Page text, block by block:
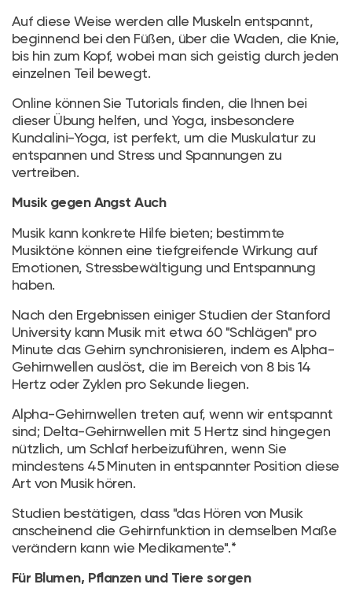
Auf diese Weise werden alle Muskeln entspannt,
beginnend bei den Füßen, über die Waden, die Knie,
bis hin zum Kopf, wobei man sich geistig durch jeden
einzelnen Teil bewegt.
Online können Sie Tutorials finden, die Ihnen bei
dieser Übung helfen, und Yoga, insbesondere
Kundalini-Yoga, ist perfekt, um die Muskulatur zu
entspannen und Stress und Spannungen zu
vertreiben.
Musik gegen Angst Auch
Musik kann konkrete Hilfe bieten; bestimmte
Musiktöne können eine tiefgreifende Wirkung auf
Emotionen, Stressbewältigung und Entspannung
haben.
Nach den Ergebnissen einiger Studien der Stanford
University kann Musik mit etwa 60 "Schlägen" pro
Minute das Gehirn synchronisieren, indem es Alpha-
Gehirnwellen auslöst, die im Bereich von 8 bis 14
Hertz oder Zyklen pro Sekunde liegen.
Alpha-Gehirnwellen treten auf, wenn wir entspannt
sind; Delta-Gehirnwellen mit 5 Hertz sind hingegen
nützlich, um Schlaf herbeizuführen, wenn Sie
mindestens 45 Minuten in entspannter Position diese
Art von Musik hören.
Studien bestätigen, dass "das Hören von Musik
anscheinend die Gehirnfunktion in demselben Maße
verändern kann wie Medikamente".*
Für Blumen, Pflanzen und Tiere sorgen